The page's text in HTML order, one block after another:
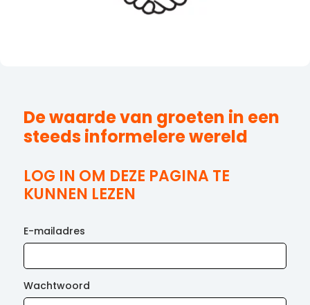
De waarde van groeten in een
steeds informelere wereld
LOG IN OM DEZE PAGINA TE
KUNNEN LEZEN
E-mailadres
Wachtwoord